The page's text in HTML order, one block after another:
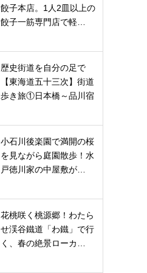
餃子本店。1人2皿以上の
餃子一筋専門店で軽…
歴史街道を自分の足で
【東海道五十三次】街道
歩き旅①日本橋～品川宿
小石川後楽園で満開の桜
を見ながら庭園散歩！水
戸徳川家の中屋敷が…
花桃咲く桃源郷！わたら
せ渓谷鐵道「わ鐵」で行
く、春の絶景ローカ…